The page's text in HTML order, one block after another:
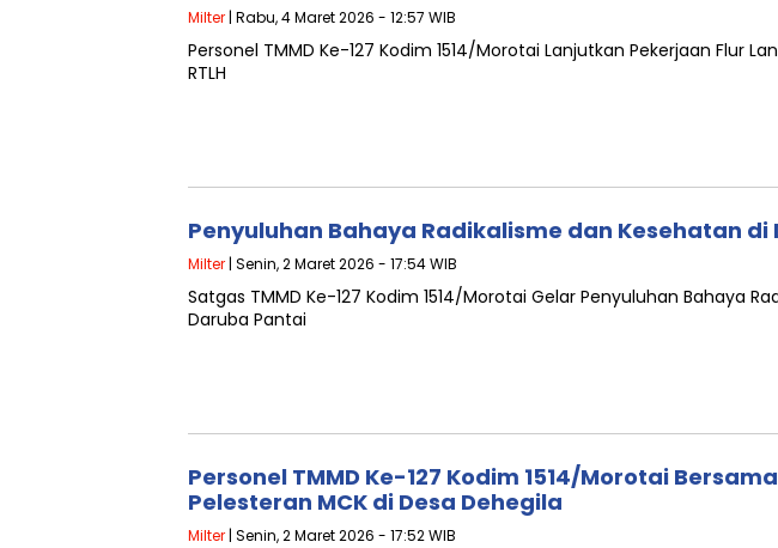
Milter | Rabu, 4 Maret 2026 - 12:57 WIB
Personel TMMD Ke-127 Kodim 1514/Morotai Lanjutkan Pekerjaan Flur
RTLH
Penyuluhan Bahaya Radikalisme dan Kesehatan
Milter | Senin, 2 Maret 2026 - 17:54 WIB
Satgas TMMD Ke-127 Kodim 1514/Morotai Gelar Penyuluhan Bahaya
Daruba Pantai
Personel TMMD Ke-127 Kodim 1514/Morotai
Pelesteran MCK di Desa Dehegila
Milter | Senin, 2 Maret 2026 - 17:52 WIB